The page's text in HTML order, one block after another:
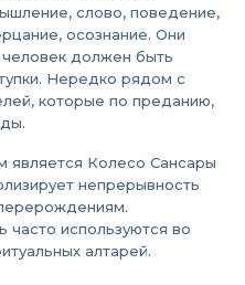
слово, поведение,
осознание. Они
должен быть
Нередко рядом с
которые по преданию,
Колесо Сансары
непрерывность
используются во
алтарей.